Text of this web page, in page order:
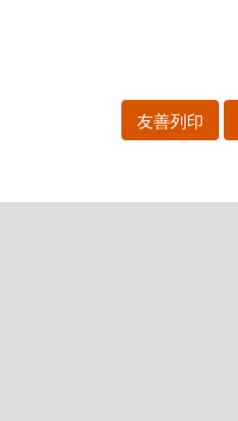
友善列印